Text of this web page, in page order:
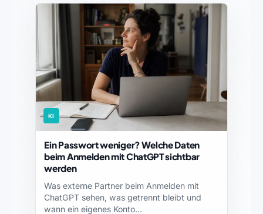
KI
Ein Passwort weniger? Welche Daten
beim Anmelden mit ChatGPT sichtbar
werden
Was externe Partner beim Anmelden mit
ChatGPT sehen, was getrennt bleibt und
wann ein eigenes Konto…